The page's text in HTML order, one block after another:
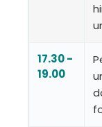
17.30 -
19.00